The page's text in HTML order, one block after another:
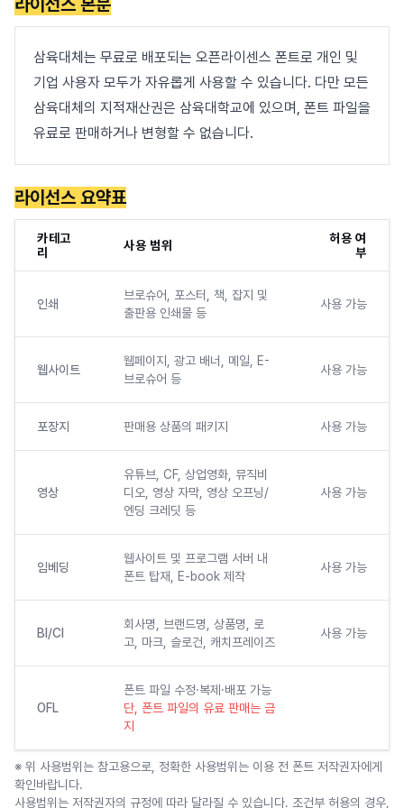
라이선스 본문
삼육대체는 무료로 배포되는 오픈라이센스 폰트로 개인 및
기업 사용자 모두가 자유롭게 사용할 수 있습니다. 다만 모든
삼육대체의 지적재산권은 삼육대학교에 있으며, 폰트 파일을
유료로 판매하거나 변형할 수 없습니다.
라이선스 요약표
카테고
리
사용 범위
허용 여
부
인쇄
브로슈어, 포스터, 책, 잡지 및
출판용 인쇄물 등
사용 가능
웹사이트
웹페이지, 광고 배너, 메일, E-
브로슈어 등
사용 가능
포장지 판매용 상품의 패키지 사용 가능
영상
유튜브, CF, 상업영화, 뮤직비
디오, 영상 자막, 영상 오프닝/
엔딩 크레딧 등
사용 가능
임베딩
웹사이트 및 프로그램 서버 내
폰트 탑재, E-book 제작
사용 가능
BI/CI
회사명, 브랜드명, 상품명, 로
고, 마크, 슬로건, 캐치프레이즈
사용 가능
OFL
폰트 파일 수정·복제·배포 가능
단, 폰트 파일의 유료 판매는 금
지
※ 위 사용범위는 참고용으로, 정확한 사용범위는 이용 전 폰트 저작권자에게
확인바랍니다.
사용범위는 저작권자의 규정에 따라 달라질 수 있습니다. 조건부 허용의 경우,